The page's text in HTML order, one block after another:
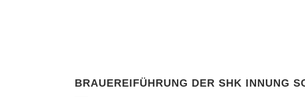
BRAUEREIFÜHRUNG DER SHK INNUNG